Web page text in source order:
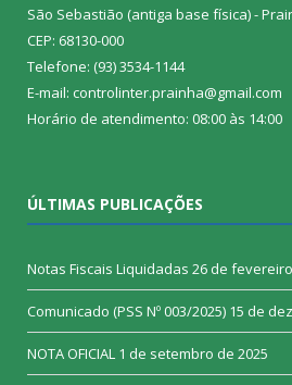
São Sebastião (antiga base física) -
CEP: 68130-000
Telefone: (93) 3534-1144
E-mail: controlinter.prainha@gmail.com
Horário de atendimento: 08:00 às 14:00
ÚLTIMAS PUBLICAÇÕES
Notas Fiscais Liquidadas 26 de
Comunicado (PSS Nº 003/2025) 15 de
NOTA OFICIAL 1 de setembro de 2025